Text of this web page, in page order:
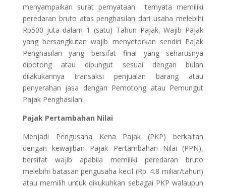
menyampaikan surat pernyataan ternyata memiliki
peredaran bruto atas penghasilan dari usaha melebihi
Rp500 juta dalam 1 (satu) Tahun Pajak, Wajib Pajak
yang bersangkutan wajib menyetorkan sendiri Pajak
Penghasilan yang bersifat final yang seharusnya
dipotong atau dipungut sesuai dengan bulan
dilakukannya transaksi penjualan barang atau
penyerahan jasa dengan Pemotong atau Pemungut
Pajak Penghasilan.
Pajak Pertambahan Nilai
Menjadi Pengusaha Kena Pajak (PKP) berkaitan
dengan kewajiban Pajak Pertambahan Nilai (PPN),
bersifat wajib apabila memiliki peredaran bruto
melebihi batasan pengusaha kecil (Rp. 4.8 miliar/tahun)
atau memilih untuk dikukuhkan sebagai PKP walaupun